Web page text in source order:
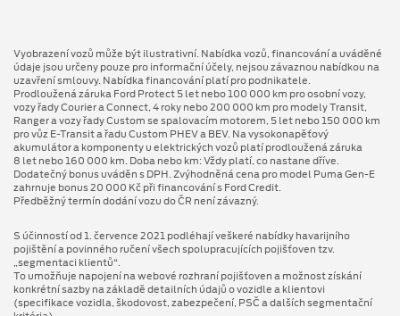
Vyobrazení vozů může být ilustrativní. Nabídka vozů, financování a uváděné
údaje jsou určeny pouze pro informační účely, nejsou závaznou nabídkou na
uzavření smlouvy. Nabídka financování platí pro podnikatele.
Prodloužená záruka Ford Protect 5 let nebo 100 000 km pro osobní vozy,
vozy řady Courier a Connect, 4 roky nebo 200 000 km pro modely Transit,
Ranger a vozy řady Custom se spalovacím motorem, 5 let nebo 150 000 km
pro vůz E-Transit a řadu Custom PHEV a BEV. Na vysokonapěťový
akumulátor a komponenty u elektrických vozů platí prodloužená záruka
8 let nebo 160 000 km. Doba nebo km: Vždy platí, co nastane dříve.
Dodatečný bonus uváděn s DPH. Zvýhodněná cena pro model Puma Gen⁠-⁠E
zahrnuje bonus 20 000 Kč při financování s Ford Credit.
Předběžný termín dodání vozu do ČR není závazný.
S účinností od 1. července 2021 podléhají veškeré nabídky havarijního
pojištění a povinného ručení všech spolupracujících pojišťoven tzv.
„segmentaci klientů“.
To umožňuje napojení na webové rozhraní pojišťoven a možnost získání
konkrétní sazby na základě detailních údajů o vozidle a klientovi
(specifikace vozidla, škodovost, zabezpečení, PSČ a dalších segmentační